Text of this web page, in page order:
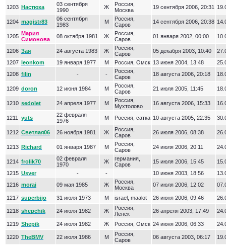
1203 Настюха
03 сентября
1990
Ж
Россия,
Москва
19 сентября 2006, 20:31
1204 magistr83
06 сентября
1983
М
Россия,
Саров
14 сентября 2006, 20:38
1205 Мария
Симонова
08 октября 1981 Ж
Россия,
Саров
01 января 2002, 00:00
1206 Зая 24 августа 1983 Ж
Россия,
Саров
05 декабря 2003, 10:40
1207 leonkom 19 января 1977 М Россия, Омск 13 июня 2004, 13:48
1208 filin - -
Россия,
Саров
18 августа 2006, 20:18
1209 doron 12 июня 1984 М
Россия,
Саров
21 июля 2005, 11:45
1210 sedolet 24 апреля 1977 М
Россия,
Мухтолово
16 августа 2006, 15:33
1211 yuts
22 февраля
1976
М Россия, сатка 10 августа 2005, 22:35
1212 Светлая06 26 ноября 1981 Ж
Россия,
Саров
26 июля 2006, 08:38
1213 Richard 01 января 1987 М
Россия,
Саров
24 июля 2006, 20:11
1214 frolik70
02 февраля
1970
Ж
германия,
Саров
15 июля 2006, 15:45
1215 Usver - - 10 июня 2003, 18:56
1216 morai 09 мая 1985 Ж
Россия,
Москва
07 июля 2006, 12:02
1217 superbijo 31 июля 1973 М israel, maalot 26 июня 2006, 09:46
1218 shepchik 24 июля 1982 Ж
Россия,
Ленск
26 апреля 2003, 17:49
1219 Shepik 24 июля 1982 Ж Россия, Омск 24 июня 2006, 06:33
1220 TheBMV 22 июля 1986 М
Россия,
Саров
06 августа 2003, 06:17